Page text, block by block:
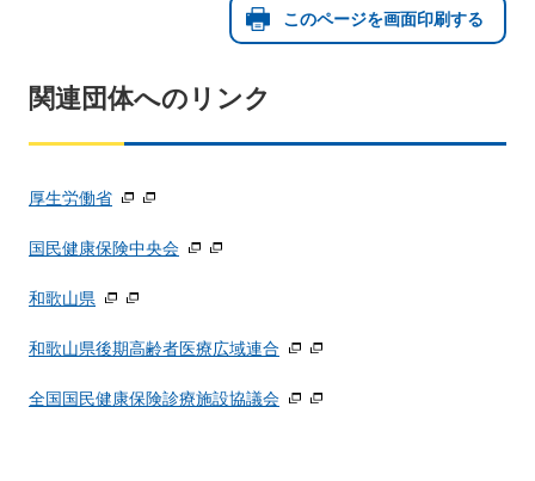
このページを画面印刷する
関連団体へのリンク
厚生労働省
国民健康保険中央会
和歌山県
和歌山県後期高齢者医療広域連合
全国国民健康保険診療施設協議会